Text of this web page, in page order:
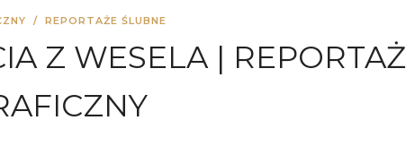
/ REPORTAŻE ŚLUBNE
Z WESELA | REPORTAŻ